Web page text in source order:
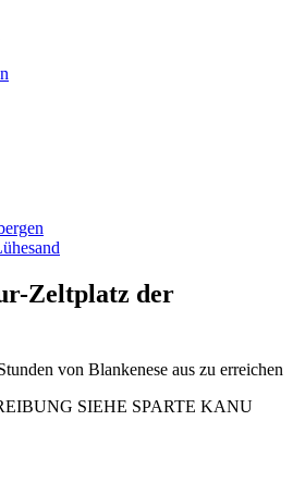
der
von Blankenese aus zu erreichen
SIEHE SPARTE KANU